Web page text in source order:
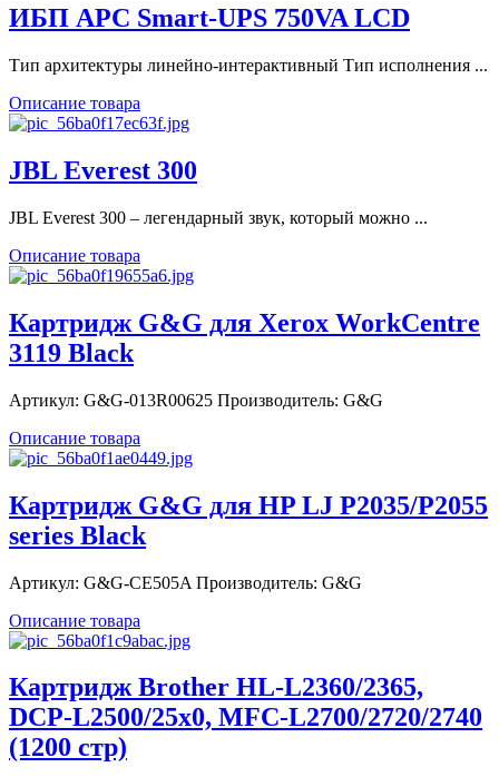
ИБП APC Smart-UPS 750VA LCD
Тип архитектуры линейно-интерактивный Тип исполнения ...
Описание товара
JBL Everest 300
JBL Everest 300 – легендарный звук, который можно ...
Описание товара
Картридж G&G для Xerox WorkCentre
3119 Black
Артикул: G&G-013R00625 Производитель: G&G
Описание товара
Картридж G&G для HP LJ P2035/P2055
series Black
Артикул: G&G-CE505A Производитель: G&G
Описание товара
Картридж Brother HL-L2360/2365,
DCP-L2500/25x0, MFC-L2700/2720/2740
(1200 стр)